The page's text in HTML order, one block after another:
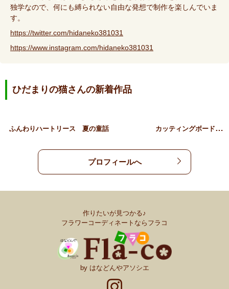
独学なので、何にも縛られない自由な発想で制作を楽しんでいま
す。
https://twitter.com/hidaneko381031
https://www.instagram.com/hidaneko381031
ひだまりの猫さんの新着作品
ふんわりハートリース 夏の童話 カ
ッティングボード付きリー…
プロフィールへ
作りたいが見つかる♪
フラワーコーディネートならフラコ
by はなどんやアソシエ